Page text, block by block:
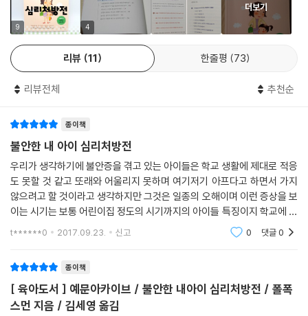
이 강하고 무엇이든 완벽하게 하려고 한다면 그 심리적 동기가 불안 때문
인지 알아보라”고 권한다. 이런 아이들은 완벽하지 못하면 쉽게 실망하고
이로 인해 자존감이 낮아지기도 하며, 남들에게 받는 비판을 견디기 힘들
어하고, 인정받고 싶다는 욕구가 강해서 거절을 두려워한다. 또 다른 ‘불안
면서도 다른 사람의 기분을 맞춰주려는 성향, 좀처럼 긴장을 풀지 못하거
거나 ‘모 아니면 도’라는 식으로 생각하는 경향 등이 있다.
“불안이 아이를 아프게 한다”_불안의 영향과 종류
아이가 가진 불안은 지적·정서적·사회적인 발달은 물론 신체 건강에도 영
향을 준다. 학습장애가 있거나 문제 행동을 자주 보이는 아이들은 대개 불
안에 시달리는 경우가 많다. 또한 불안은 근육 긴장감과 통증, 소화장애, 수
면장애, 면역 체계 이상 등 건강상 여러 문제도 일으킨다.
수 있는지 안내하고 있다. 불안에는 과도한 애착으로 인한 ‘분리불안’, 걱정
이 너무 많은 ‘과잉불안’, 낯선 상황과 사람을 피하려는 ‘회피성불안’, 비현
실적이거나 과도한 두려움을 느끼는 ‘공포불안’, 충격적인 사건을 겪고 얻
게 되는 ‘외상후스트레스장애’, 특정 행동이나 생각을 억제하지 못하는 ‘강
9 4
더보기
리뷰 11 한줄평 73
리뷰전체 추천순
종이책
불안한 내 아이 심리처방전
우리가 생각하기에 불안증을 겪고 있는 아이들은 학교 생활에 제대로 적응
도 못할 것 같고 또래와 어울리지 못하며 여기저기 아프다고 하면서 가지
않으려고 할 것이라고 생각하지만 그것은 일종의 오해이며 이런 증상을 보
이는 시기는 보통 어린이집 정도의 시기까지의 아이들 특징이지 학교에 다
니는 애들 증상은 다르더군요. 진짜 아이러니하게도 어린
t******0 2017.09.23. 신고 0 댓글0
종이책
[ 육아도서 ] 예문아카이브 / 불안한 내아이 심리처방전 / 폴폭
스먼 지음 / 김세영 옮김